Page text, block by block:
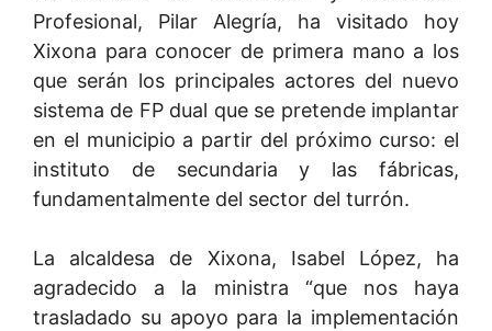
Profesional, Pilar Alegría, ha visitado hoy
Xixona para conocer de primera mano a los
que serán los principales actores del nuevo
sistema de FP dual que se pretende implantar
en el municipio a partir del próximo curso: el
instituto de secundaria y las fábricas,
fundamentalmente del sector del turrón.
La alcaldesa de Xixona, Isabel López, ha
agradecido a la ministra “que nos haya
trasladado su apoyo para la implementación